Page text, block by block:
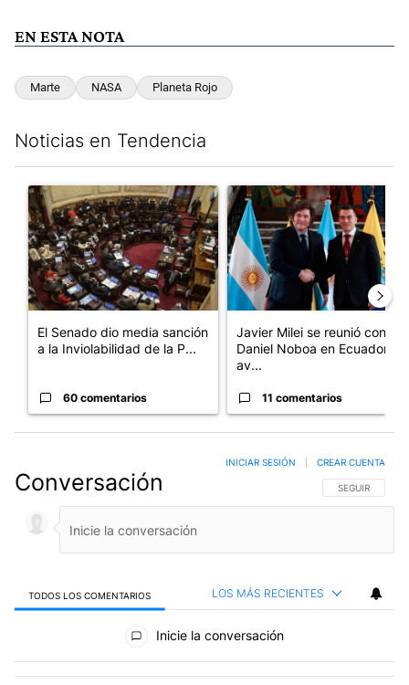
EN ESTA NOTA
Marte NASA Planeta Rojo
Noticias en Tendencia
Un artículo de tendencia con el título "El Senado dio media
El Senado dio media sanción
a la Inviolabilidad de la P...
60 comentarios
Un artículo de tendencia con
Javier Milei se reunió con
Daniel Noboa en Ecuador y
av...
11 comentarios
Conversación SIGA ESTA
SEGUIR
INICIAR SESIÓN CREAR CUENTA
TODOS LOS COMENTARIOS LOS MÁS RECIENTES
Todos los comentarios
Inicie la conversación